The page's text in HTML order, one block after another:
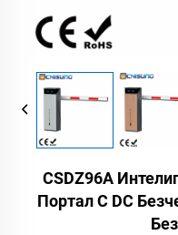
CSDZ96A
Портал С DC